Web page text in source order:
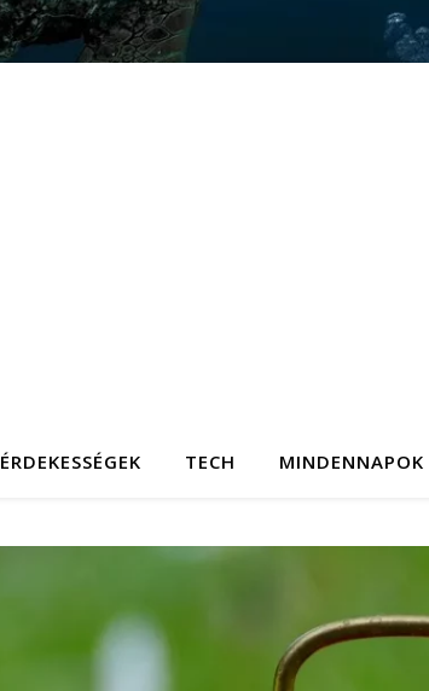
ÉRDEKESSÉGEK TECH MINDENNAPOK